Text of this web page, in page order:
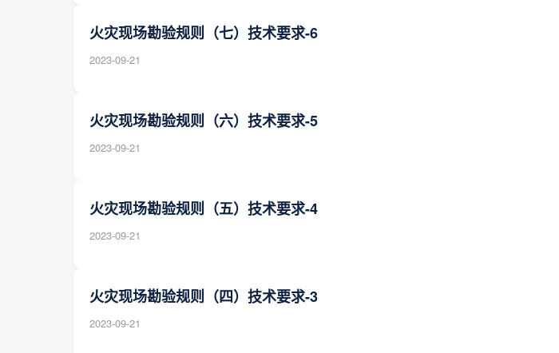
火灾现场勘验规则（七）技术要求-6
2023-09-21
火灾现场勘验规则（六）技术要求-5
2023-09-21
火灾现场勘验规则（五）技术要求-4
2023-09-21
火灾现场勘验规则（四）技术要求-3
2023-09-21